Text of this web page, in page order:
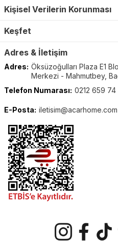
Kişisel Verilerin Korunması
Keşfet
Adres & İletişim
Adres: Öksüzoğulları Plaza E1
Merkezi - Mahmutbey,
Telefon Numarası: 0212 659 74
E-Posta: iletisim@acarhome.com